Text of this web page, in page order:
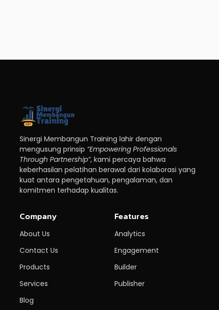
Sinergi Membangun Training lahir dengan
mengusung prinsip “Empowering Professionals
Through Partnership”, kami percaya bahwa
keberhasilan pelatihan berawal dari kolaborasi yang
kuat antara pengetahuan, pengalaman, dan
komitmen terhadap kualitas.
Company
About Us
Contact Us
Products
Services
Blog
Features
Analytics
Engagement
Builder
Publisher